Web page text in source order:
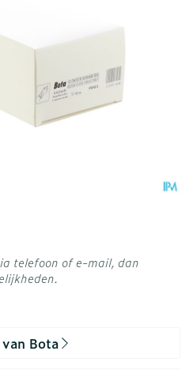
telefoon of e-mail, dan
Bota